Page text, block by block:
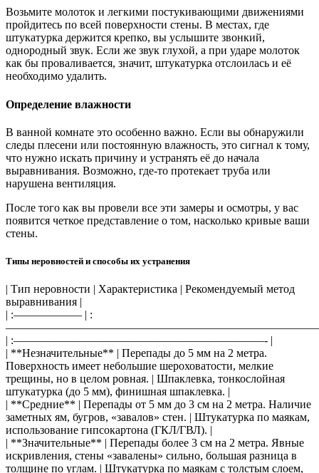
Возьмите молоток и легкими постукивающими движениями
пройдитесь по всей поверхности стены. В местах, где
штукатурка держится крепко, вы услышите звонкий,
однородный звук. Если же звук глухой, а при ударе молоток
как бы проваливается, значит, штукатурка отслоилась и её
необходимо удалить.
Определение влажности
В ванной комнате это особенно важно. Если вы обнаружили
следы плесени или постоянную влажность, это сигнал к тому,
что нужно искать причину и устранять её до начала
выравнивания. Возможно, где-то протекает труба или
нарушена вентиляция.
После того как вы провели все эти замеры и осмотры, у вас
появится четкое представление о том, насколько кривые ваши
стены.
Типы неровностей и способы их устранения
| Тип неровности | Характеристика | Рекомендуемый метод
выравнивания |
| :—————— | :
| :——————————————————————- |
| **Незначительные** | Перепады до 5 мм на 2 метра.
Поверхность имеет небольшие шероховатости, мелкие
трещины, но в целом ровная. | Шпаклевка, тонкослойная
штукатурка (до 5 мм), финишная шпаклевка. |
| **Средние** | Перепады от 5 мм до 3 см на 2 метра. Наличие
заметных ям, бугров, «завалов» стен. | Штукатурка по маякам,
использование гипсокартона (ГКЛ/ГВЛ). |
| **Значительные** | Перепады более 3 см на 2 метра. Явные
искривления, стены «завалены» сильно, большая разница в
толщине по углам. | Штукатурка по маякам с толстым слоем,